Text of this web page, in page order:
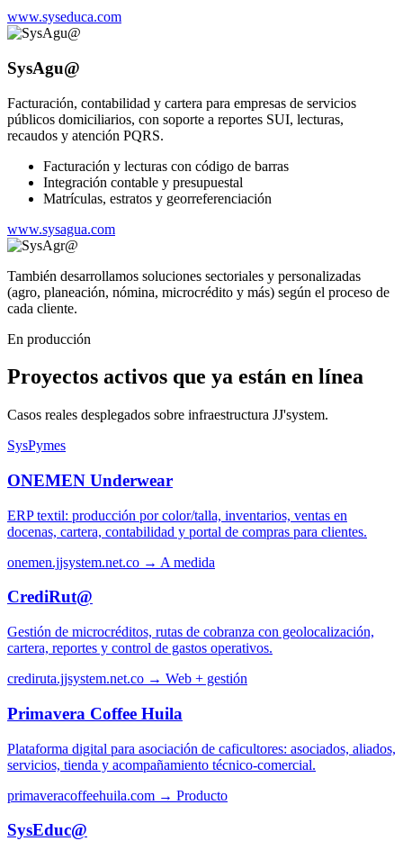
www.syseduca.com
SysAgu@
Facturación, contabilidad y cartera para empresas de servicios
públicos domiciliarios, con soporte a reportes SUI, lecturas,
recaudos y atención PQRS.
Facturación y lecturas con código de barras
Integración contable y presupuestal
Matrículas, estratos y georreferenciación
www.sysagua.com
También desarrollamos soluciones sectoriales y personalizadas
(agro, planeación, nómina, microcrédito y más) según el proceso de
cada cliente.
En producción
Proyectos activos que ya están en línea
Casos reales desplegados sobre infraestructura JJ'system.
SysPymes
ONEMEN Underwear
ERP textil: producción por color/talla, inventarios, ventas en
docenas, cartera, contabilidad y portal de compras para clientes.
onemen.jjsystem.net.co → A medida
CrediRut@
Gestión de microcréditos, rutas de cobranza con geolocalización,
cartera, reportes y control de gastos operativos.
crediruta.jjsystem.net.co → Web + gestión
Primavera Coffee Huila
Plataforma digital para asociación de caficultores: asociados, aliados,
servicios, tienda y acompañamiento técnico-comercial.
primaveracoffeehuila.com → Producto
SysEduc@